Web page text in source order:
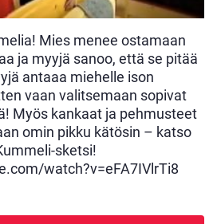
Mies menee ostamaan
ja myyjä sanoo, että se pitää
antaaa miehelle ison
vaan valitsemaan sopivat
Myös kankaat ja pehmusteet
omin pikku kätösin – katso
sketsi!
watch?v=eFA7IVlrTi8